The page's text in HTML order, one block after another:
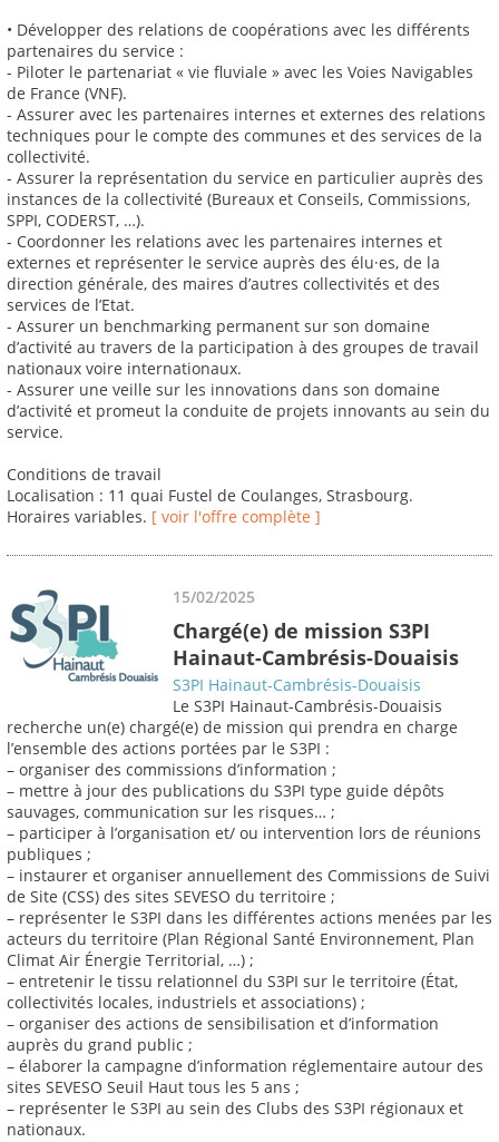
• Développer des relations de coopérations avec les différents
partenaires du service :
- Piloter le partenariat « vie fluviale » avec les Voies Navigables
de France (VNF).
- Assurer avec les partenaires internes et externes des relations
techniques pour le compte des communes et des services de la
collectivité.
- Assurer la représentation du service en particulier auprès des
instances de la collectivité (Bureaux et Conseils, Commissions,
SPPI, CODERST, …).
- Coordonner les relations avec les partenaires internes et
externes et représenter le service auprès des élu·es, de la
direction générale, des maires d’autres collectivités et des
services de l’Etat.
- Assurer un benchmarking permanent sur son domaine
d’activité au travers de la participation à des groupes de travail
nationaux voire internationaux.
- Assurer une veille sur les innovations dans son domaine
d’activité et promeut la conduite de projets innovants au sein du
service.
Conditions de travail
Localisation : 11 quai Fustel de Coulanges, Strasbourg.
Horaires variables. [ voir l'offre complète ]
15/02/2025
Chargé(e) de mission S3PI
Hainaut-Cambrésis-Douaisis
S3PI Hainaut-Cambrésis-Douaisis
Le S3PI Hainaut-Cambrésis-Douaisis
recherche un(e) chargé(e) de mission qui prendra en charge
l’ensemble des actions portées par le S3PI :
– organiser des commissions d’information ;
– mettre à jour des publications du S3PI type guide dépôts
sauvages, communication sur les risques… ;
– participer à l’organisation et/ ou intervention lors de réunions
publiques ;
– instaurer et organiser annuellement des Commissions de Suivi
de Site (CSS) des sites SEVESO du territoire ;
– représenter le S3PI dans les différentes actions menées par les
acteurs du territoire (Plan Régional Santé Environnement, Plan
Climat Air Énergie Territorial, …) ;
– entretenir le tissu relationnel du S3PI sur le territoire (État,
collectivités locales, industriels et associations) ;
– organiser des actions de sensibilisation et d’information
auprès du grand public ;
– élaborer la campagne d’information réglementaire autour des
sites SEVESO Seuil Haut tous les 5 ans ;
– représenter le S3PI au sein des Clubs des S3PI régionaux et
nationaux.